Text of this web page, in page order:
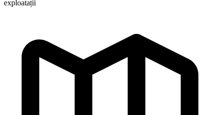
exploatații